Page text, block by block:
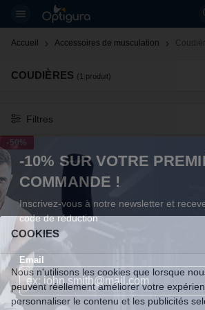
Accueil Accessoires de musculation
COUDIÈRES (1 produit)
Filtres
-50%
Arm Sleeves (la paire)
Climaqx
34,90 € 17,45 €
COOKIES
Nous n'utilisons les cookies que lorsque
peuvent réellement améliorer votre
personnaliser le contenu et les publicités
-10% SUR VOTRE
COMMANDE !
Inscrivez-vous à notre newsletter et
code de réduction
Email